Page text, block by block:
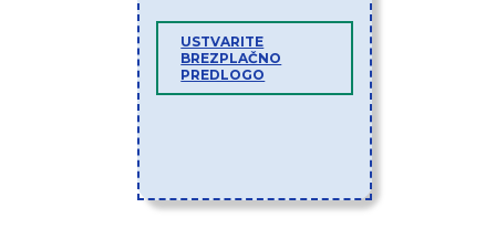
USTVARITE
BREZPLAČNO
PREDLOGO